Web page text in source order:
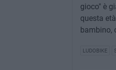
gioco" è
questa
bambino,
LUDOBIKE